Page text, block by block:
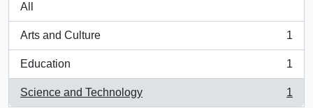
All
Arts and Culture
, 1 results
1
Education
, 1 results
1
Science and Technology
, 1 results
1